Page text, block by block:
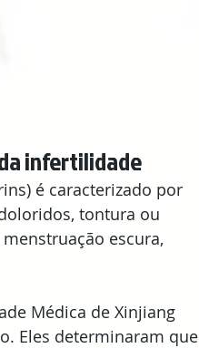
infertilidade
é caracterizado por
tontura ou
escura,
Médica de Xinjiang
Eles determinaram que